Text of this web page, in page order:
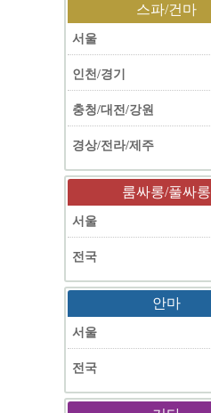
스파/건마
서울
인천/경기
충청/대전/강원
경상/전라/제주
룸싸롱/풀싸롱
서울
전국
안마
서울
전국